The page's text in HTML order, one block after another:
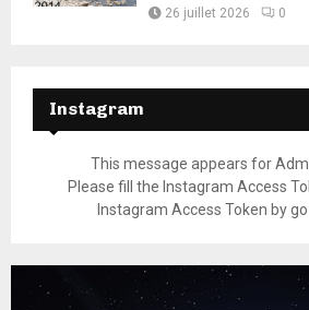
26 juillet 2026 0
Instagram
This message appears for
Please fill the Instagram Access
Instagram Access Token by